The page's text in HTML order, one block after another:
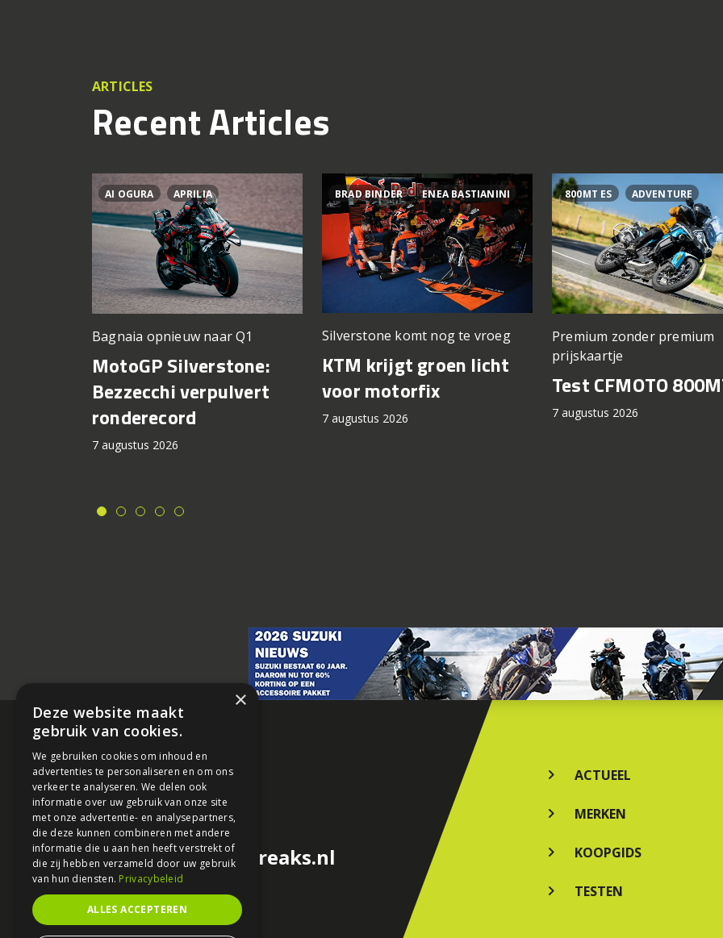
ARTICLES
Recent Articles
AI OGURA APRILIA
Bagnaia opnieuw naar Q1
MotoGP Silverstone:
Bezzecchi verpulvert
ronderecord
7 augustus 2026
BRAD BINDER ENEA BASTIANINI
Silverstone komt nog te vroeg
KTM krijgt groen licht
voor motorfix
7 augustus 2026
800MT ES ADVENTURE
Premium zonder premium
prijskaartje
Test CFMOTO
7 augustus 2026
redactie@motorfreaks.nl
ACTUEEL
MERKEN
KOOPGIDS
TESTEN
×
Deze website maakt
gebruik van cookies.
We gebruiken cookies om inhoud en
advertenties te personaliseren en om ons
verkeer te analyseren. We delen ook
informatie over uw gebruik van onze site
met onze advertentie- en analysepartners,
die deze kunnen combineren met andere
informatie die u aan hen heeft verstrekt of
die zij hebben verzameld door uw gebruik
van hun diensten. Privacybeleid
ALLES ACCEPTEREN